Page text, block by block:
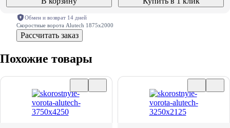
Обмен и возврат 14 дней
Скоростные ворота Alutech 1875х2000
Рассчитать заказ
Похожие товары